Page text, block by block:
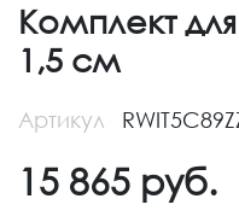
Комплект
1,5 см
Артикул
15 865 руб.